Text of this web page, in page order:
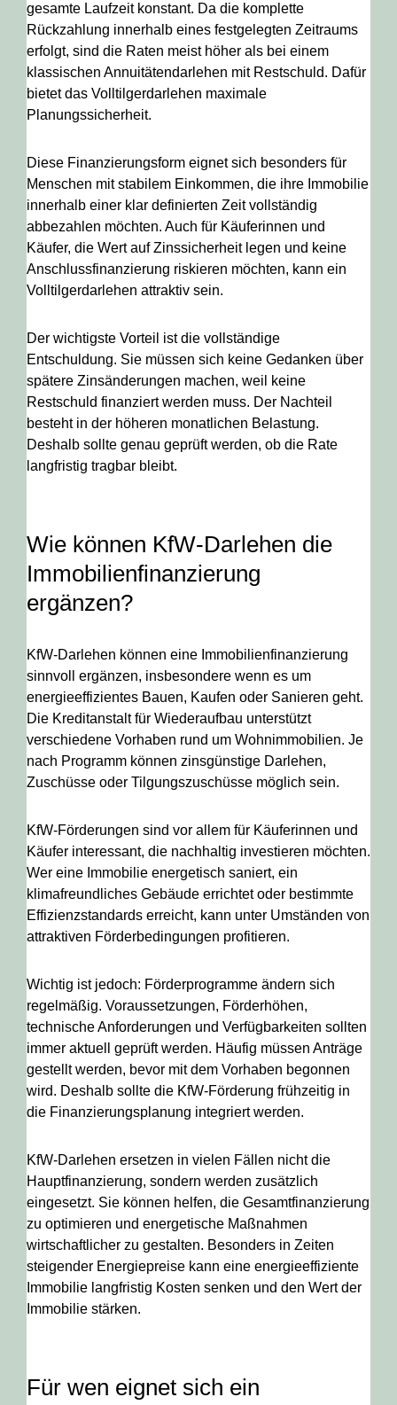
gesamte Laufzeit konstant. Da die komplette
Rückzahlung innerhalb eines festgelegten Zeitraums
erfolgt, sind die Raten meist höher als bei einem
klassischen Annuitätendarlehen mit Restschuld. Dafür
bietet das Volltilgerdarlehen maximale
Planungssicherheit.
Diese Finanzierungsform eignet sich besonders für
Menschen mit stabilem Einkommen, die ihre Immobilie
innerhalb einer klar definierten Zeit vollständig
abbezahlen möchten. Auch für Käuferinnen und
Käufer, die Wert auf Zinssicherheit legen und keine
Anschlussfinanzierung riskieren möchten, kann ein
Volltilgerdarlehen attraktiv sein.
Der wichtigste Vorteil ist die vollständige
Entschuldung. Sie müssen sich keine Gedanken über
spätere Zinsänderungen machen, weil keine
Restschuld finanziert werden muss. Der Nachteil
besteht in der höheren monatlichen Belastung.
Deshalb sollte genau geprüft werden, ob die Rate
langfristig tragbar bleibt.
Wie können KfW-Darlehen die
Immobilienfinanzierung
ergänzen?
KfW-Darlehen können eine Immobilienfinanzierung
sinnvoll ergänzen, insbesondere wenn es um
energieeffizientes Bauen, Kaufen oder Sanieren geht.
Die Kreditanstalt für Wiederaufbau unterstützt
verschiedene Vorhaben rund um Wohnimmobilien. Je
nach Programm können zinsgünstige Darlehen,
Zuschüsse oder Tilgungszuschüsse möglich sein.
KfW-Förderungen sind vor allem für Käuferinnen und
Käufer interessant, die nachhaltig investieren möchten.
Wer eine Immobilie energetisch saniert, ein
klimafreundliches Gebäude errichtet oder bestimmte
Effizienzstandards erreicht, kann unter Umständen von
attraktiven Förderbedingungen profitieren.
Wichtig ist jedoch: Förderprogramme ändern sich
regelmäßig. Voraussetzungen, Förderhöhen,
technische Anforderungen und Verfügbarkeiten sollten
immer aktuell geprüft werden. Häufig müssen Anträge
gestellt werden, bevor mit dem Vorhaben begonnen
wird. Deshalb sollte die KfW-Förderung frühzeitig in
die Finanzierungsplanung integriert werden.
KfW-Darlehen ersetzen in vielen Fällen nicht die
Hauptfinanzierung, sondern werden zusätzlich
eingesetzt. Sie können helfen, die Gesamtfinanzierung
zu optimieren und energetische Maßnahmen
wirtschaftlicher zu gestalten. Besonders in Zeiten
steigender Energiepreise kann eine energieeffiziente
Immobilie langfristig Kosten senken und den Wert der
Immobilie stärken.
Für wen eignet sich ein